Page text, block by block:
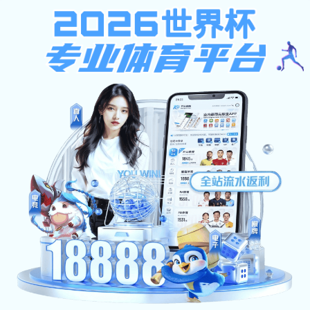
韦德(WEIDE)游戏机app下载-韦德世界杯（中国）:
韦德(WEIDE)游戏机app下载-韦德世界杯
（中国）: